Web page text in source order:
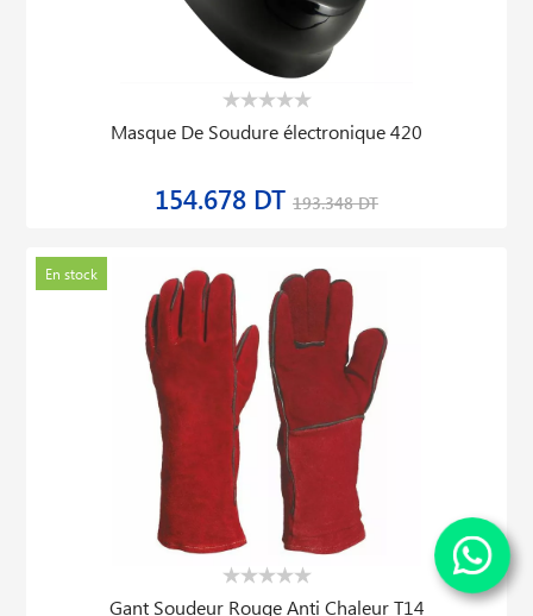
Masque De Soudure électronique 420
154.678 DT 193.348 DT
En stock
Gant Soudeur Rouge Anti Chaleur T14